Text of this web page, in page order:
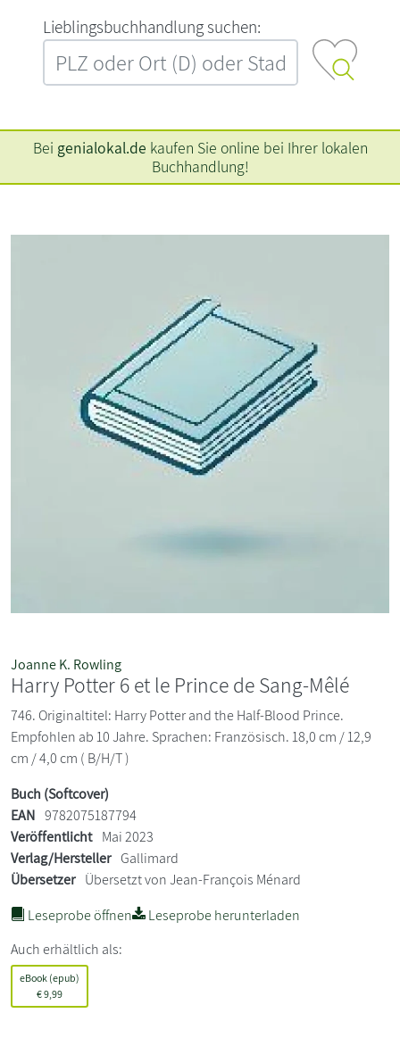
L‍i‍e‍b‍l‍i‍n‍g‍s‍b‍u‍c‍h‍h‍a‍n‍d‍l‍u‍n‍g‍ ‍s‍u‍c‍h‍e‍n‍:‍
Bei genialokal.de kaufen Sie online bei Ihrer lokalen
Buchhandlung!
Joanne K. Rowling
Harry Potter 6 et le Prince de Sang-Mêlé
746. Originaltitel: Harry Potter and the Half-Blood Prince.
Empfohlen ab 10 Jahre. Sprachen: Französisch. 18,0 cm / 12,9
cm / 4,0 cm ( B/H/T )
Buch (Softcover)
EAN 9782075187794
Veröffentlicht Mai 2023
Verlag/Hersteller Gallimard
Übersetzer Übersetzt von Jean-François Ménard
Leseprobe öffnen
Leseprobe herunterladen
Auch erhältlich als:
eBook (epub)
€9,99